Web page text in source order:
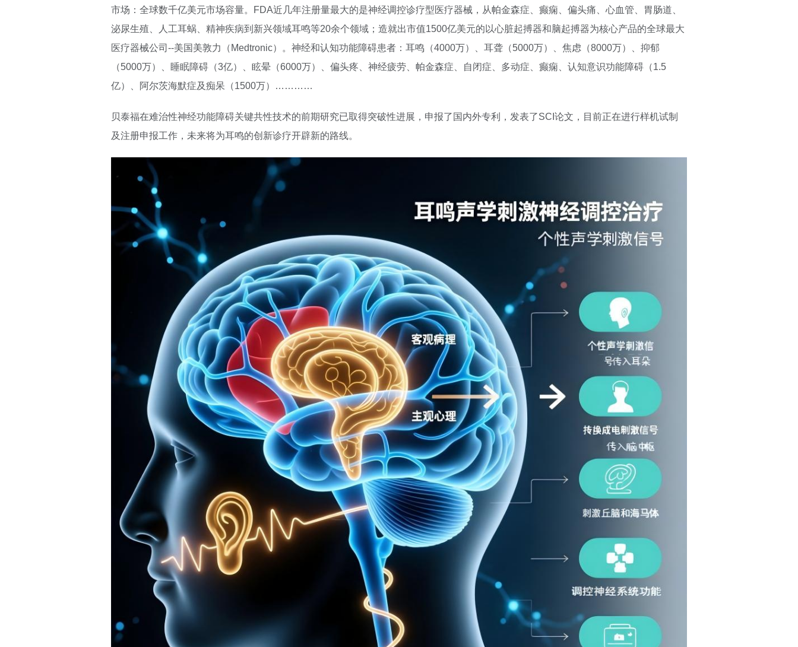
市场：全球数千亿美元市场容量。FDA近几年注册量最大的是神经调控诊疗型医疗器械，从帕金森症、癫痫、偏头痛、心血管、胃肠道、
泌尿生殖、人工耳蜗、精神疾病到新兴领域耳鸣等20余个领域；造就出市值1500亿美元的以心脏起搏器和脑起搏器为核心产品的全球最大
医疗器械公司--美国美敦力（Medtronic）。神经和认知功能障碍患者：耳鸣（4000万）、耳聋（5000万）、焦虑（8000万）、抑郁
（5000万）、睡眠障碍（3亿）、眩晕（6000万）、偏头疼、神经疲劳、帕金森症、自闭症、多动症、癫痫、认知意识功能障碍（1.5
亿）、阿尔茨海默症及痴呆（1500万）…………
贝泰福在难治性神经功能障碍关键共性技术的前期研究已取得突破性进展，申报了国内外专利，发表了SCI论文，目前正在进行样机试制
及注册申报工作，未来将为耳鸣的创新诊疗开辟新的路线。